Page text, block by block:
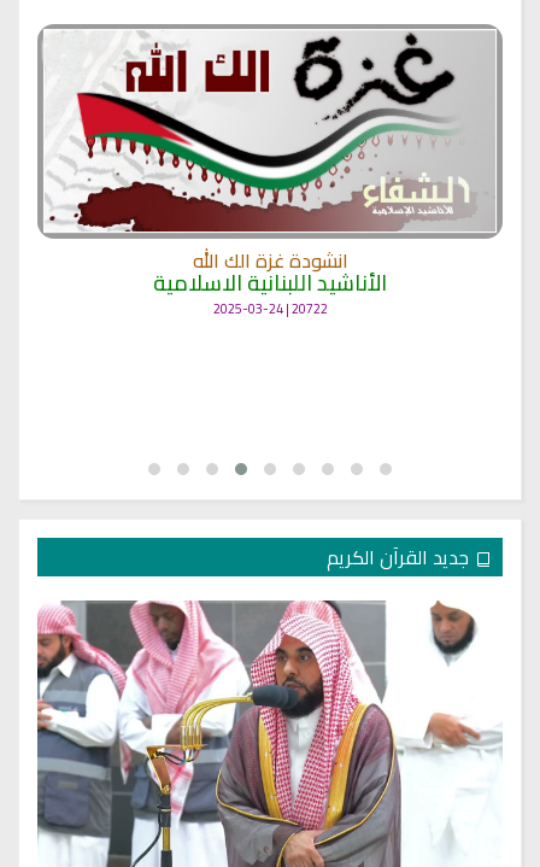
انشودة غزة الك الله
الأناشيد اللبنانية الاسلامية
20722 | 2025-03-24
جديد القرآن الكريم